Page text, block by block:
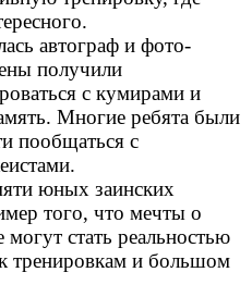
автограф и фото-
получили
с кумирами и
Многие ребята были
пообщаться с
юных заинских
того, что мечты о
стать реальностью
тренировкам и большом